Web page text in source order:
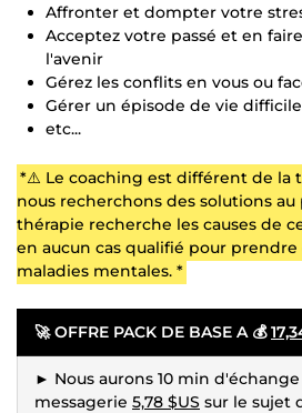
Affronter et dompter votre
Acceptez votre passé et en
l'avenir
Gérez les conflits en vous ou
Gérer un épisode de vie difficile
etc...
*⚠️ Le coaching est différent de la
nous recherchons des solutions
thérapie recherche les causes de
en aucun cas qualifié pour
maladies mentales. *
🚀OFFRE PACK DE BASE A 💰
► Nous aurons 10 min
messagerie 5,78 $US sur le sujet